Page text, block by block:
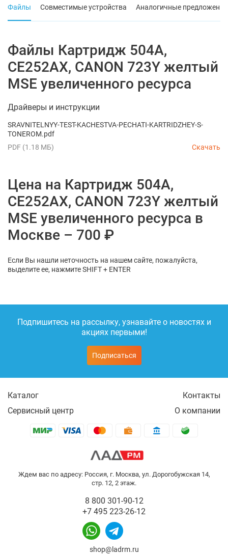
Файлы Совместимые устройства Аналогичные предложения
Файлы Картридж 504A,
CE252AX, CANON 723Y желтый
MSE увеличенного ресурса
Драйверы и инструкции
SRAVNITELNYY-TEST-KACHESTVA-PECHATI-KARTRIDZHEY-S-
TONEROM.pdf
PDF (1.18 МБ)
Скачать
Цена на Картридж 504A,
CE252AX, CANON 723Y желтый
MSE увеличенного ресурса в
Москве – 700 ₽
Если Вы нашли неточность на нашем сайте, пожалуйста,
выделите ее, нажмите SHIFT + ENTER
Подпишитесь на рассылку, узнавайте о новостях и
акциях первыми!
Подписаться
Каталог
Контакты
Сервисный центр
О компании
Ждем вас по адресу: Россия, г. Москва, ул. Дорогобужская 14,
стр. 12, 2 этаж.
8 800 301-90-12
+7 495 223-26-12
shop@ladrm.ru